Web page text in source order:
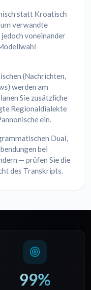
statt Kroatisch
verwandte
jedoch voneinander
(Nachrichten,
werden am
Sie zusätzliche
Regionaldialekte
ein.
Dual,
bei
— prüfen Sie die
des Transkripts.
99%